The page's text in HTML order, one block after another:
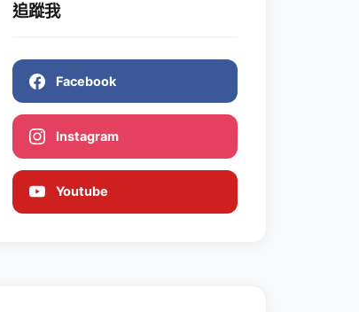
追蹤我
Facebook
Instagram
Youtube